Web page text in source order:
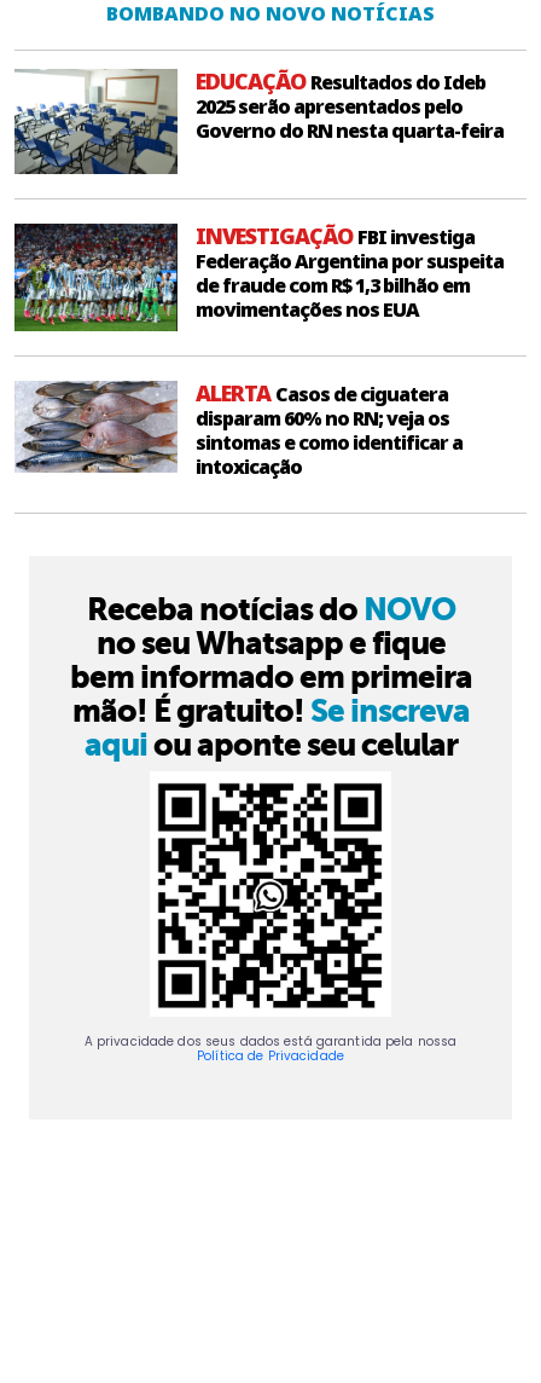
BOMBANDO NO NOVO NOTÍCIAS
EDUCAÇÃOResultados do Ideb
2025 serão apresentados pelo
Governo do RN nesta quarta-feira
INVESTIGAÇÃOFBI investiga
Federação Argentina por suspeita
de fraude com R$ 1,3 bilhão em
movimentações nos EUA
ALERTACasos de ciguatera
disparam 60% no RN; veja os
sintomas e como identificar a
intoxicação
Receba notícias do NOVO
no seu Whatsapp e fique
bem informado em primeira
mão! É gratuito! Se inscreva
aquiou aponte seu celular
A privacidade dos seus dados está garantida pela nossa
Política de Privacidade